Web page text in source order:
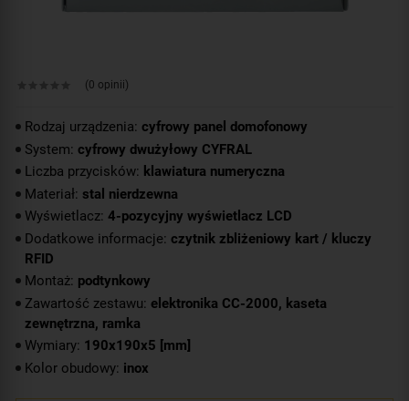
(0 opinii)
Rodzaj urządzenia: cyfrowy panel domofonowy
System: cyfrowy dwużyłowy CYFRAL
Liczba przycisków: klawiatura numeryczna
Materiał: stal nierdzewna
Wyświetlacz: 4-pozycyjny wyświetlacz LCD
Dodatkowe informacje: czytnik zbliżeniowy kart / kluczy
RFID
Montaż: podtynkowy
Zawartość zestawu: elektronika CC-2000, kaseta
zewnętrzna, ramka
Wymiary: 190x190x5 [mm]
Kolor obudowy: inox